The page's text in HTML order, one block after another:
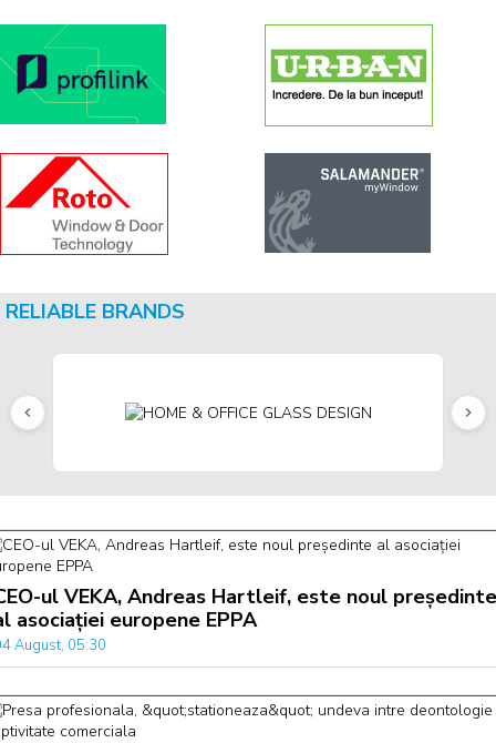
RELIABLE BRANDS
ul VEKA, Andreas Hartleif, este noul președinte
asociației europene EPPA
August, 05:30